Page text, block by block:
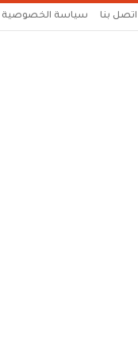
اتصل بنا سياسة الخصوصية